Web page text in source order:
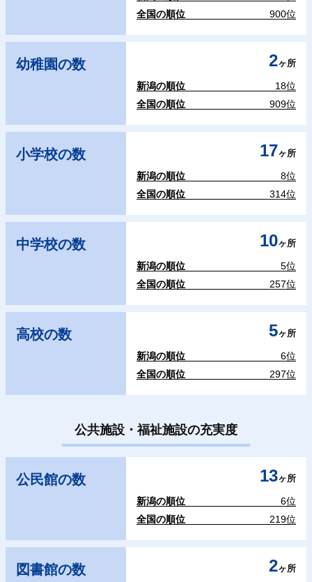
全国の順位
900位
幼稚園の数 2ヶ所
新潟の順位
18位
全国の順位
909位
小学校の数 17ヶ所
新潟の順位
8位
全国の順位
314位
中学校の数 10ヶ所
新潟の順位
5位
全国の順位
257位
高校の数 5ヶ所
新潟の順位
6位
全国の順位
297位
公共施設・福祉施設の充実度
公民館の数 13ヶ所
新潟の順位
6位
全国の順位
219位
図書館の数 2ヶ所